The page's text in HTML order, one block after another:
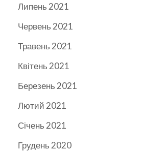
Липень 2021
Червень 2021
Травень 2021
Квітень 2021
Березень 2021
Лютий 2021
Січень 2021
Грудень 2020